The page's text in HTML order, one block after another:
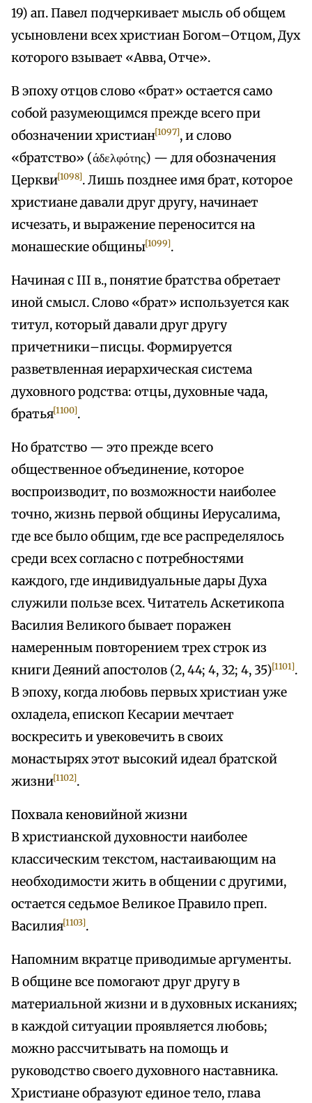
19) ап. Павел подчеркивает мысль об общем
усыновлени всех христиан Богом–Отцом, Дух
которого взывает «Авва, Отче».
В эпоху отцов слово «брат» остается само
собой разумеющимся прежде всего при
обозначении христиан[1097], и слово
«братство» (άδελφότης) — для обозначения
Церкви[1098]. Лишь позднее имя брат, которое
христиане давали друг другу, начинает
исчезать, и выражение переносится на
монашеские общины[1099].
Начиная с III в., понятие братства обретает
иной смысл. Слово «брат» используется как
титул, который давали друг другу
причетники–писцы. Формируется
разветвленная иерархическая система
духовного родства: отцы, духовные чада,
братья[1100].
Но братство — это прежде всего
общественное объединение, которое
воспроизводит, по возможности наиболее
точно, жизнь первой общины Иерусалима,
где все было общим, где все распределялось
среди всех согласно с потребностями
каждого, где индивидуальные дары Духа
служили пользе всех. Читатель Аскетикопа
Василия Великого бывает поражен
намеренным повторением трех строк из
книги Деяний апостолов (2, 44; 4, 32; 4, 35)[1101].
В эпоху, когда любовь первых христиан уже
охладела, епископ Кесарии мечтает
воскресить и увековечить в своих
монастырях этот высокий идеал братской
жизни[1102].
Похвала кеновийной жизни
В христианской духовности наиболее
классическим текстом, настаивающим на
необходимости жить в общении с другими,
остается седьмое Великое Правило преп.
Василия[1103].
Напомним вкратце приводимые аргументы.
В общине все помогают друг другу в
материальной жизни и в духовных исканиях;
в каждой ситуации проявляется любовь;
можно рассчитывать на помощь и
руководство своего духовного наставника.
Христиане образуют единое тело, глава